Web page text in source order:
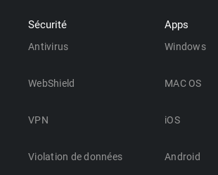
Sécurité
Antivirus
WebShield
VPN
Violation de données
Apps
Windows
MAC OS
iOS
Android